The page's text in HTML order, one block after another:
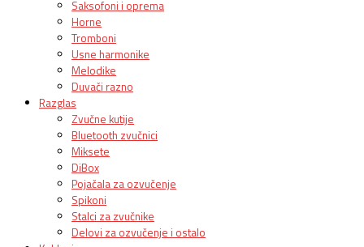
Saksofoni i oprema
Horne
Tromboni
Usne harmonike
Melodike
Duvači razno
Razglas
Zvučne kutije
Bluetooth zvučnici
Miksete
DiBox
Pojačala za ozvučenje
Spikoni
Stalci za zvučnike
Delovi za ozvučenje i ostalo